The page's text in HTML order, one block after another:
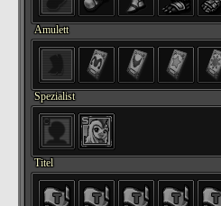
Amulett
Spezialist
Titel